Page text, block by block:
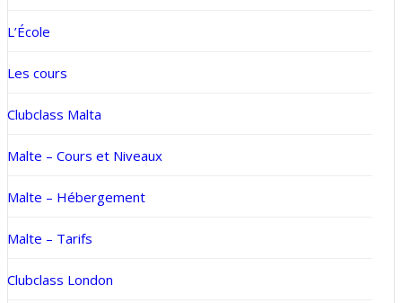
L’École
Les cours
Clubclass Malta
Malte – Cours et Niveaux
Malte – Hébergement
Malte – Tarifs
Clubclass London